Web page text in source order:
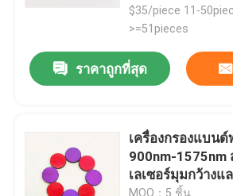
$35/piece 11-
>=51pieces
ราคาถูกที่สุด
เครื่องกรองแบน
900nm-1575nm
เลเซอร์มุมกว้างแ
MOQ：5 ชิ้น